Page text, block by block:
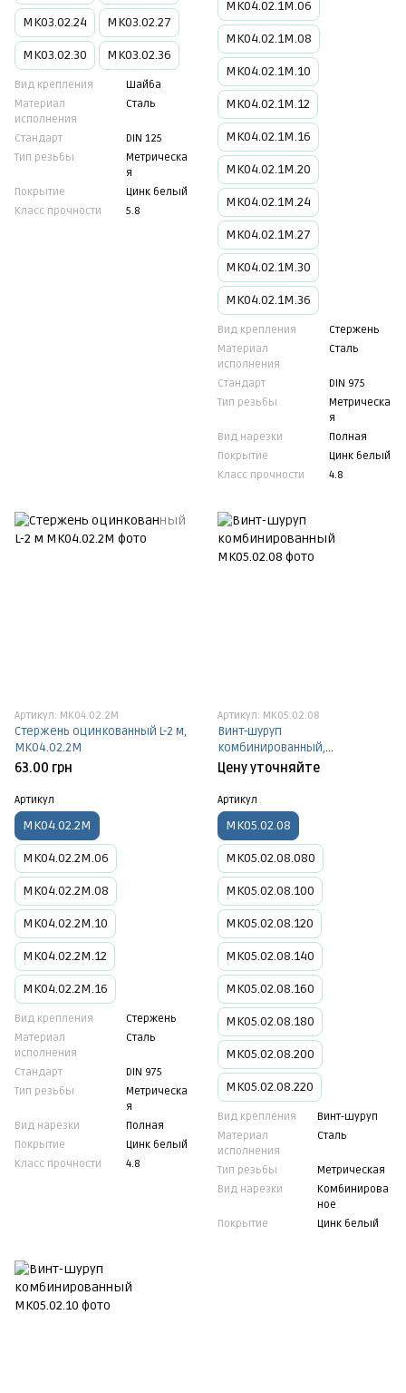
МК03.02.24 МК03.02.27
МК03.02.30 МК03.02.36
Вид крепления
Шайба
Материал
исполнения
Сталь
Стандарт
DIN 125
Тип резьбы
Метрическа
я
Покрытие
Цинк белый
Класс прочности
5.8
МК04.02.1М.06
МК04.02.1М.08
МК04.02.1М.10
МК04.02.1М.12
МК04.02.1М.16
МК04.02.1М.20
МК04.02.1М.24
МК04.02.1М.27
МК04.02.1М.30
МК04.02.1М.36
Вид крепления
Стержень
Материал
исполнения
Сталь
Стандарт
DIN 975
Тип резьбы
Метрическа
я
Вид нарезки
Полная
Покрытие
Цинк белый
Класс прочности
4.8
Артикул: МК04.02.2М
Стержень оцинкованный L-2 м,
МК04.02.2М
63.00 грн
Артикул
МК04.02.2М
МК04.02.2М.06
МК04.02.2М.08
МК04.02.2М.10
МК04.02.2М.12
МК04.02.2М.16
Вид крепления
Стержень
Материал
исполнения
Сталь
Стандарт
DIN 975
Тип резьбы
Метрическа
я
Вид нарезки
Полная
Покрытие
Цинк белый
Класс прочности
4.8
Артикул: МК05.02.08
Винт-шуруп
комбинированный,
МК05.02.08
Цену уточняйте
Артикул
МК05.02.08
МК05.02.08.080
МК05.02.08.100
МК05.02.08.120
МК05.02.08.140
МК05.02.08.160
МК05.02.08.180
МК05.02.08.200
МК05.02.08.220
Вид крепления
Винт-шуруп
Материал
исполнения
Сталь
Тип резьбы
Метрическая
Вид нарезки
Комбинирова
ное
Покрытие
Цинк белый